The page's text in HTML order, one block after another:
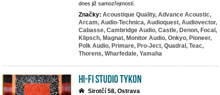
dnes již samozřejmostí.
Značky: Acoustique Quality, Advance Acoustic,
Arcam, Audio-Technica, Audioquest, Audiovector,
Cabasse, Cambridge Audio, Castle, Denon, Focal,
Klipsch, Magnat, Monitor Audio, Onkyo, Pioneer,
Polk Audio, Primare, Pro-Ject, Quadral, Teac,
Thorens, Wharfedale, Yamaha
HI-FI studio TYKON
Sirotčí 58, Ostrava